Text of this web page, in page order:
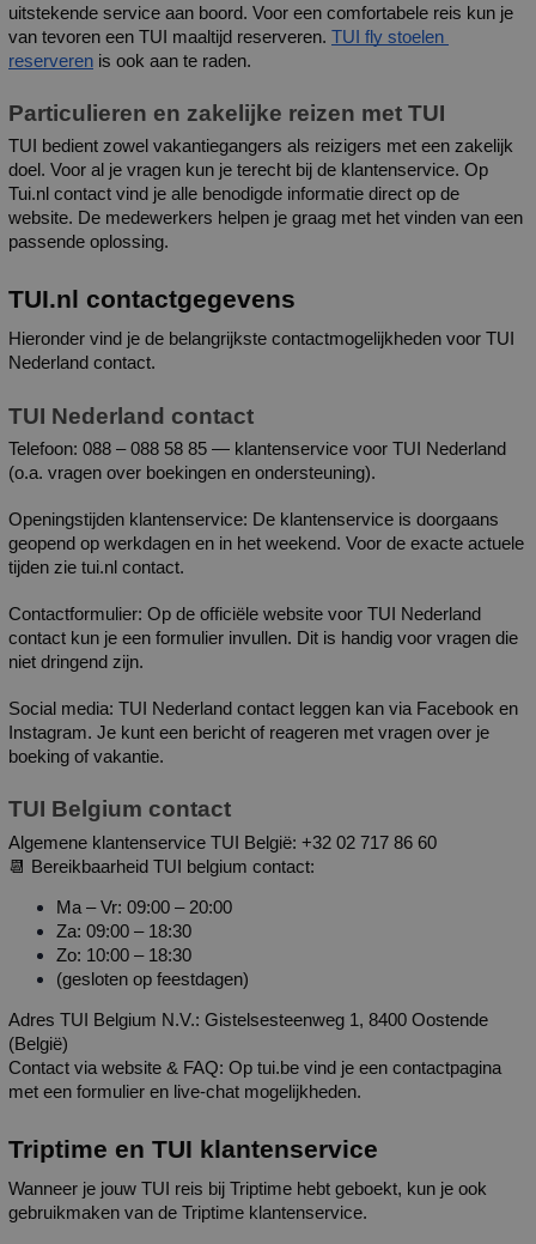
uitstekende service aan boord. Voor een comfortabele reis kun je
van tevoren een TUI maaltijd reserveren. TUI fly stoelen
reserveren is ook aan te raden.
Particulieren en zakelijke reizen met TUI
TUI bedient zowel vakantiegangers als reizigers met een zakelijk
doel. Voor al je vragen kun je terecht bij de klantenservice. Op
Tui.nl contact vind je alle benodigde informatie direct op de
website. De medewerkers helpen je graag met het vinden van een
passende oplossing.
TUI.nl contactgegevens
Hieronder vind je de belangrijkste contactmogelijkheden voor TUI
Nederland contact.
TUI Nederland contact
Telefoon: 088 – 088 58 85 — klantenservice voor TUI Nederland
(o.a. vragen over boekingen en ondersteuning).
Openingstijden klantenservice: De klantenservice is doorgaans
geopend op werkdagen en in het weekend. Voor de exacte actuele
tijden zie tui.nl contact.
Contactformulier: Op de officiële website voor TUI Nederland
contact kun je een formulier invullen. Dit is handig voor vragen die
niet dringend zijn.
Social media: TUI Nederland contact leggen kan via Facebook en
Instagram. Je kunt een bericht of reageren met vragen over je
boeking of vakantie.
TUI Belgium contact
Algemene klantenservice TUI België: +32 02 717 86 60
📆 Bereikbaarheid TUI belgium contact:
Ma – Vr: 09:00 – 20:00
Za: 09:00 – 18:30
Zo: 10:00 – 18:30
(gesloten op feestdagen)
Adres TUI Belgium N.V.: Gistelsesteenweg 1, 8400 Oostende
(België)
Contact via website & FAQ: Op tui.be vind je een contactpagina
met een formulier en live-chat mogelijkheden.
Triptime en TUI klantenservice
Wanneer je jouw TUI reis bij Triptime hebt geboekt, kun je ook
gebruikmaken van de Triptime klantenservice.